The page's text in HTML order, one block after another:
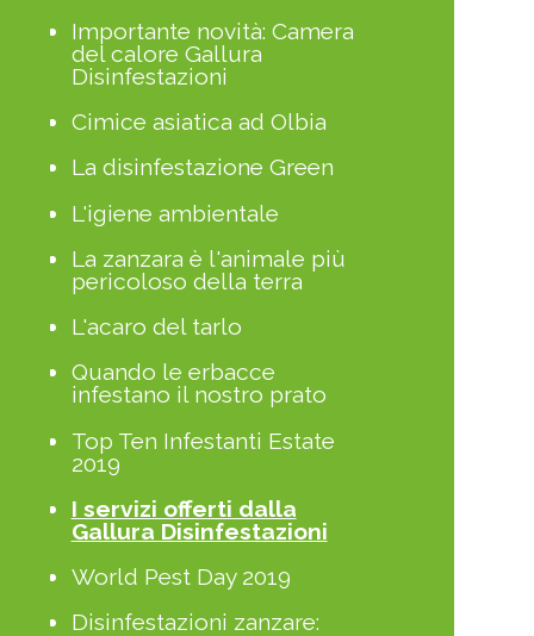
Importante novità: Camera
del calore Gallura
Disinfestazioni
Cimice asiatica ad Olbia
La disinfestazione Green
L'igiene ambientale
La zanzara è l'animale più
pericoloso della terra
L'acaro del tarlo
Quando le erbacce
infestano il nostro prato
Top Ten Infestanti Estate
2019
I servizi offerti dalla
Gallura Disinfestazioni
World Pest Day 2019
Disinfestazioni zanzare: